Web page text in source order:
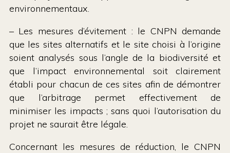
environnementaux.
– Les mesures d’évitement : le CNPN demande
que les sites alternatifs et le site choisi à l’origine
soient analysés sous l’angle de la biodiversité et
que l’impact environnemental soit clairement
établi pour chacun de ces sites afin de démontrer
que l’arbitrage permet effectivement de
minimiser les impacts ; sans quoi l’autorisation du
projet ne saurait être légale.
Concernant les mesures de réduction, le CNPN